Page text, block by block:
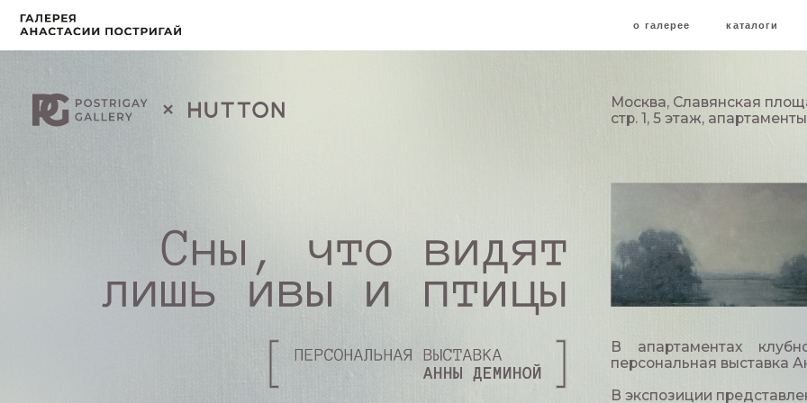
художники
каталоги художники
каталоги
стр. 1, 5 этаж, апартаменты №36
В апартаментах клубного дома
В экспозиции представлено более
исследованию света, тишины и
из предрассветного тумана,
в интерьер и создающих